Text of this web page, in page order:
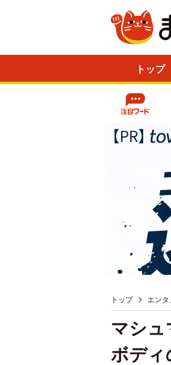
トップ
トップ エンタ
マシ
ボデ